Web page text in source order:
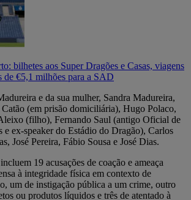
bilhetes aos Super Dragões e Casas, viagens
de €5,1 milhões para a SAD
e da sua mulher, Sandra Madureira,
(em prisão domiciliária), Hugo Polaco,
(filho), Fernando Saul (antigo Oficial de
e ex-speaker do Estádio do Dragão), Carlos
José Pereira, Fábio Sousa e José Dias.
19 acusações de coação e ameaça
à integridade física em contexto de
um de instigação pública a um crime, outro
ou produtos líquidos e três de atentado à